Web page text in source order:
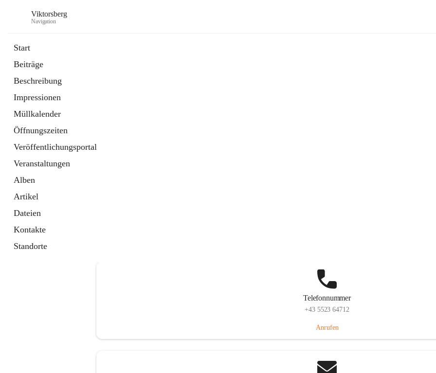
Viktorsberg
Navigation
Start
Beiträge
Beschreibung
Impressionen
Müllkalender
Öffnungszeiten
Veröffentlichungsportal
Veranstaltungen
Alben
Artikel
Dateien
Kontakte
Standorte
Telefonnummer
+43 5523 64712
Anrufen